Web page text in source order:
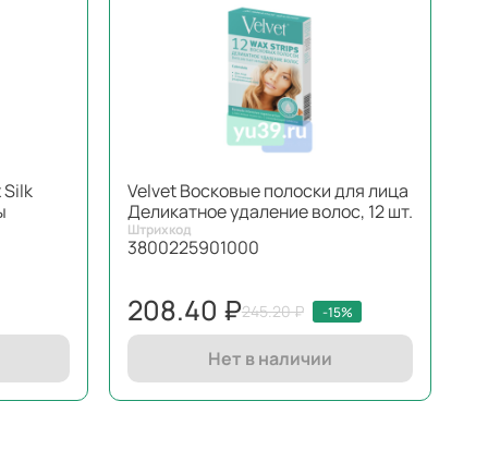
Silk
Velvet Восковые полоски для лица
Деликатное удаление волос, 12 шт.
Штрихкод
3800225901000
208.40 ₽245.20 ₽ -15%
Нет в наличии